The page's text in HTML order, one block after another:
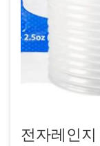
전자레인지